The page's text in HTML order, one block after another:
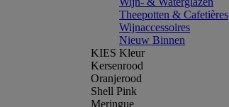
Theepotten & Cafetières
Wijnaccessoires
Nieuw Binnen
KIES Kleur
Kersenrood
Oranjerood
Shell Pink
Meringue